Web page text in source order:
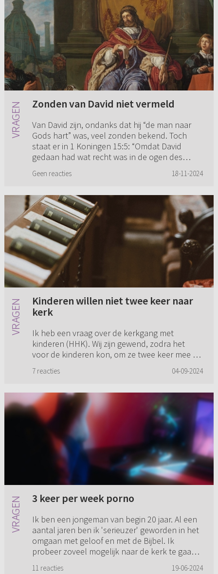
Zonden van David niet vermeld
Van David zijn, ondanks dat hij “de man naar
Gods hart” was, veel zonden bekend. Toch
staat er in 1 Koningen 15:5: “Omdat David
gedaan had wat recht was in de ogen des
Geen reacties 18-11-2024
Kinderen willen niet twee keer naar
kerk
Ik heb een vraag over de kerkgang met
kinderen (HHK). Wij zijn gewend, zodra het
voor de kinderen kon, om ze twee keer mee te
ander... dus andere leeftijden...
7 reacties 04-09-2024
3 keer per week porno
Ik ben een jongeman van begin 20 jaar. Al een
aantal jaren ben ik 'serieuzer' geworden in het
omgaan met geloof en met de Bijbel. Ik
probeer zoveel mogelijk naar de kerk te gaan
11 reacties 19-06-2024